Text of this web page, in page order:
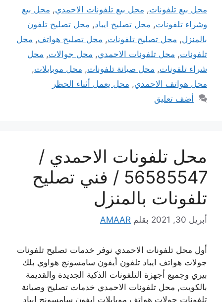
محل بيع تلفونات, محل بيع تلفونات الاحمدي, محل بيع
وشراء تلفونات, محل تصليح ايباد, محل تصليح تلفون
بالمنزل, محل تصليح تلفونات, محل تصليح هواتف, محل
تلفونات, محل تلفونات الاحمدي, محل جوالات, محل
شراء تلفونات, محل صيانة تلفونات, محل موبايلات,
محل هواتف الاحمدي, محل يعمل أثناء الحظر
أضف تعليق
محل تلفونات الاحمدي /
56585547 / فني تصليح
تلفونات بالمنزل
أبريل 30, 2021 بقلم AMAAR
أول محل تلفونات الاحمدي نوفر خدمات تصليح تلفونات
جولات هواتف ايباد تلفون أيفون سامسونج هواوي بلك
بيري وجميع أجهزة التلفونات الذكية الجديدة والقديمة
بالكويت, محل تلفونات الاحمدي خدمات تصليح وصيانة
تلفونات جولات هواتف موبايلات ايفون سامسونج ايباد